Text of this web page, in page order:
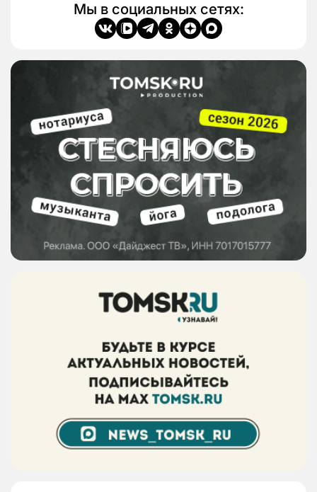
Мы в социальных сетях: